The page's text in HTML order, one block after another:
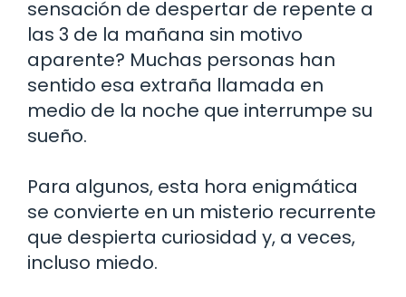
sensación de despertar de repente a
las 3 de la mañana sin motivo
aparente? Muchas personas han
sentido esa extraña llamada en
medio de la noche que interrumpe su
sueño.
Para algunos, esta hora enigmática
se convierte en un misterio recurrente
que despierta curiosidad y, a veces,
incluso miedo.